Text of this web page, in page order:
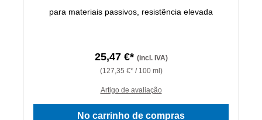
para materiais passivos, resistência elevada
25,47 €* (incl. IVA)
(127,35 €* / 100 ml)
Artigo de avaliação
No carrinho de compras